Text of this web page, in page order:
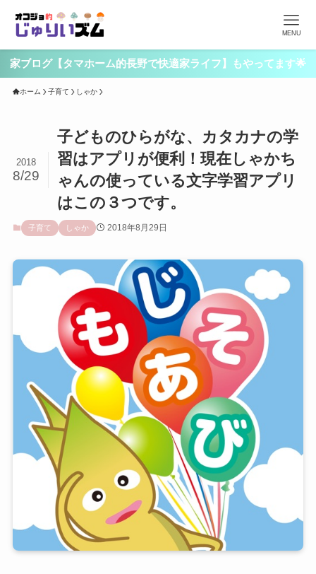
MENU
家ブログ【タマホーム的長野で快適家ライフ】もやってます🌟
ホーム 子育て しゃか
子どものひらがな、カタカナの学
習はアプリが便利！現在しゃかち
ゃんの使っている文字学習アプリ
はこの３つです。
2018
8/29
子育て しゃか 2018年8月29日